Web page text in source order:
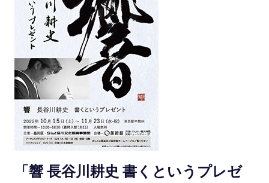
「響 長谷川耕史 書くというプレゼ